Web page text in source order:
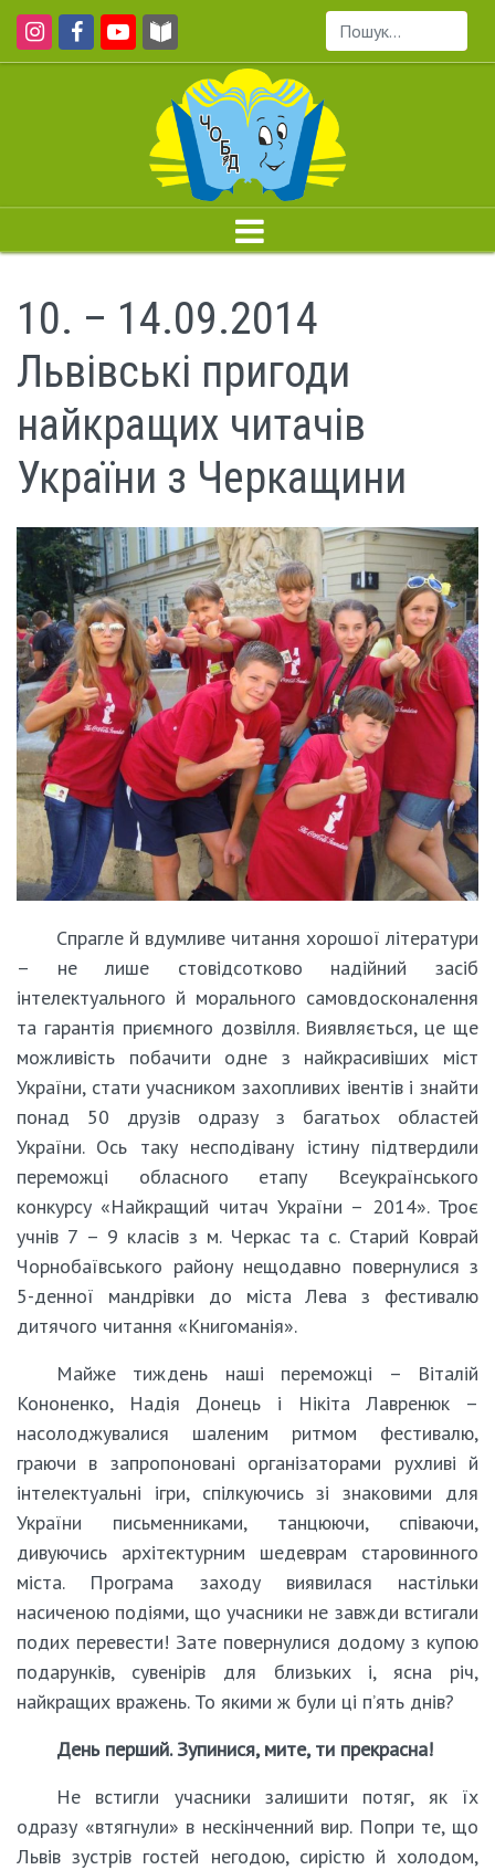
Пошук...
10. – 14.09.2014
Львівські пригоди
найкращих читачів
України з Черкащини
Спрагле й вдумливе читання хорошої літератури
– не лише стовідсотково надійний засіб
інтелектуального й морального самовдосконалення
та гарантія приємного дозвілля. Виявляється, це ще
можливість побачити одне з найкрасивіших міст
України, стати учасником захопливих івентів і знайти
понад 50 друзів одразу з багатьох областей
України. Ось таку несподівану істину підтвердили
переможці обласного етапу Всеукраїнського
конкурсу «Найкращий читач України – 2014». Троє
учнів 7 – 9 класів з м. Черкас та с. Старий Коврай
Чорнобаївського району нещодавно повернулися з
5-денної мандрівки до міста Лева з фестивалю
дитячого читання «Книгоманія».
Майже тиждень наші переможці – Віталій
Кононенко, Надія Донець і Нікіта Лавренюк –
насолоджувалися шаленим ритмом фестивалю,
граючи в запропоновані організаторами рухливі й
інтелектуальні ігри, спілкуючись зі знаковими для
України письменниками, танцюючи, співаючи,
дивуючись архітектурним шедеврам старовинного
міста. Програма заходу виявилася настільки
насиченою подіями, що учасники не завжди встигали
подих перевести! Зате повернулися додому з купою
подарунків, сувенірів для близьких і, ясна річ,
найкращих вражень. То якими ж були ці п’ять днів?
День перший. Зупинися, мите, ти прекрасна!
Не встигли учасники залишити потяг, як їх
одразу «втягнули» в нескінченний вир. Попри те, що
Львів зустрів гостей негодою, сирістю й холодом,